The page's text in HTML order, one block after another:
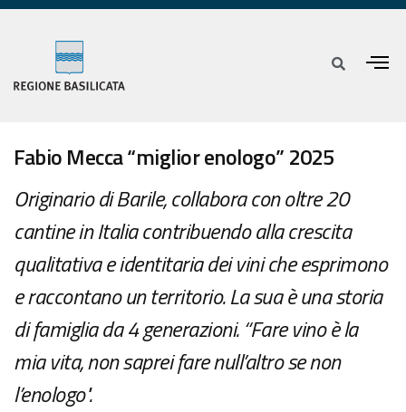
Fabio Mecca “miglior enologo” 2025
Originario di Barile, collabora con oltre 20
cantine in Italia contribuendo alla crescita
qualitativa e identitaria dei vini che esprimono
e raccontano un territorio. La sua è una storia
di famiglia da 4 generazioni. “Fare vino è la
mia vita, non saprei fare null’altro se non
l’enologo".